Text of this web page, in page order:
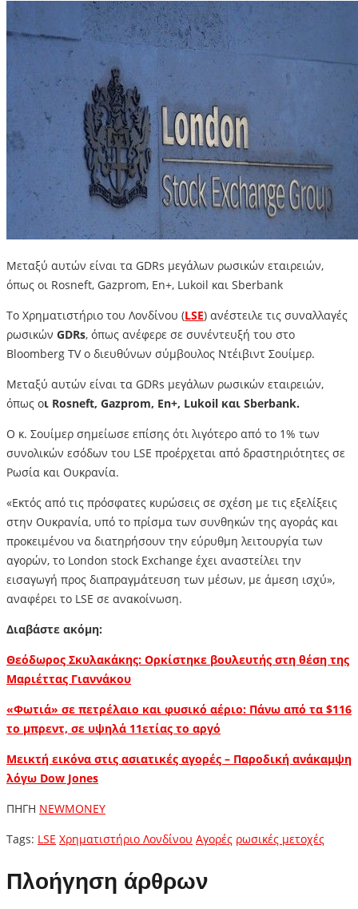
Μεταξύ αυτών είναι τα GDRs μεγάλων ρωσικών εταιρειών,
όπως οι Rosneft, Gazprom, Εn+, Lukoil και Sberbank
Το Xρηματιστήριο του Λονδίνου (LSE) ανέστειλε τις συναλλαγές
ρωσικών GDRs, όπως ανέφερε σε συνέντευξή του στο
Bloomberg TV ο διευθύνων σύμβουλος Ντέιβιντ Σουίμερ.
Μεταξύ αυτών είναι τα GDRs μεγάλων ρωσικών εταιρειών,
όπως οι Rosneft, Gazprom, Εn+, Lukoil και Sberbank.
Ο κ. Σουίμερ σημείωσε επίσης ότι λιγότερο από το 1% των
συνολικών εσόδων του LSE προέρχεται από δραστηριότητες σε
Ρωσία και Ουκρανία.
«Εκτός από τις πρόσφατες κυρώσεις σε σχέση με τις εξελίξεις
στην Ουκρανία, υπό το πρίσμα των συνθηκών της αγοράς και
προκειμένου να διατηρήσουν την εύρυθμη λειτουργία των
αγορών, το London stock Exchange έχει αναστείλει την
εισαγωγή προς διαπραγμάτευση των μέσων, με άμεση ισχύ»,
αναφέρει το LSE σε ανακοίνωση.
Διαβάστε ακόμη:
Θεόδωρος Σκυλακάκης: Ορκίστηκε βουλευτής στη θέση της
Μαριέττας Γιαννάκου
«Φωτιά» σε πετρέλαιο και φυσικό αέριο: Πάνω από τα $116
το μπρεντ, σε υψηλά 11ετίας το αργό
Μεικτή εικόνα στις ασιατικές αγορές – Παροδική ανάκαμψη
λόγω Dow Jones
ΠΗΓΗ NEWMONEY
Tags: LSE Xρηματιστήριο Λονδίνου Αγορές ρωσικές μετοχές
Πλοήγηση άρθρων